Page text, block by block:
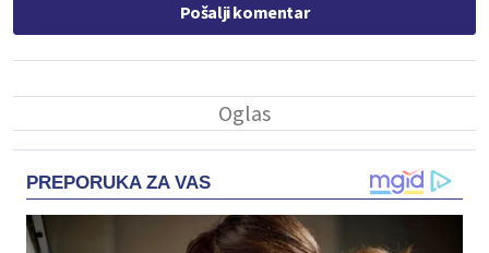
Pošalji komentar
PREPORUKA ZA VAS